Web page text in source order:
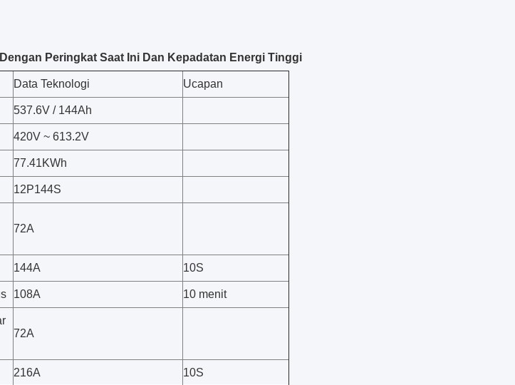
Peringkat Saat Ini Dan Kepadatan Energi Tinggi
Data Teknologi Ucapan
537.6V / 144Ah
420V ~ 613.2V
77.41KWh
12P144S
72A
144A 10S
108A 10 menit
72A
216A 10S